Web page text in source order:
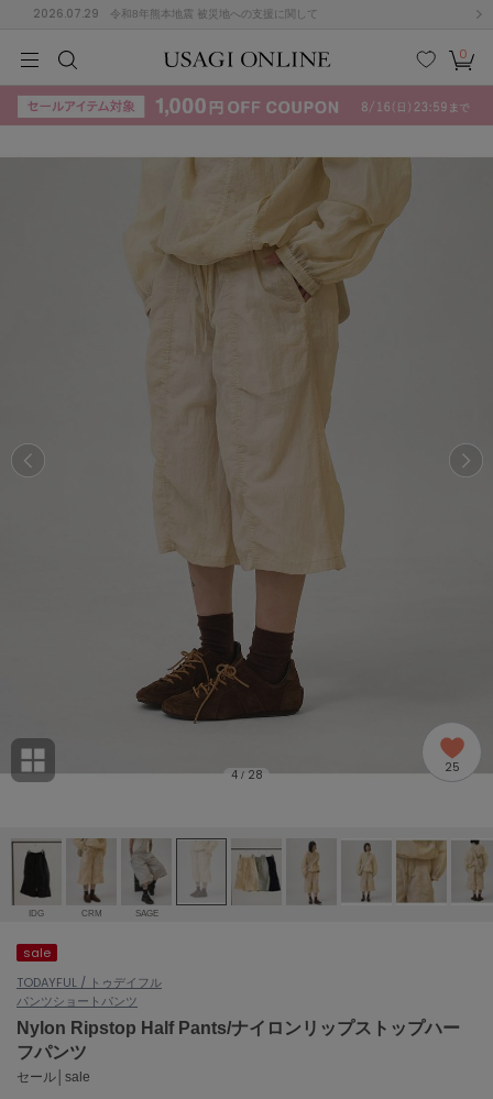
2026.07.29 令和8年熊本地震 被災地への支援に関して
検索
お気
に入
カー
ト
0
KIDSBABYBEAUTYLIFE STYLE
ョン雑貨 (865)
/ランジェリー (127)
ェア (121)
(124)
KIDSBABYBEAUTYLIFE STYLE
G
L M N
その
ACYM
アシーム
アディダス バイ ステラマッカートニー
Ame no chi Hare
アメノチハレ
アモマ
ánuans
アニュアンス
ànuke
アンヌーク
ASICS
アシックス
4/ 28 25
IDG CRM SAGE
sale
TODAYFUL / トゥデイフル
パンツショートパンツ
Nylon Ripstop Half Pants/ナイロンリップストップハー
フパンツ
セール│sale